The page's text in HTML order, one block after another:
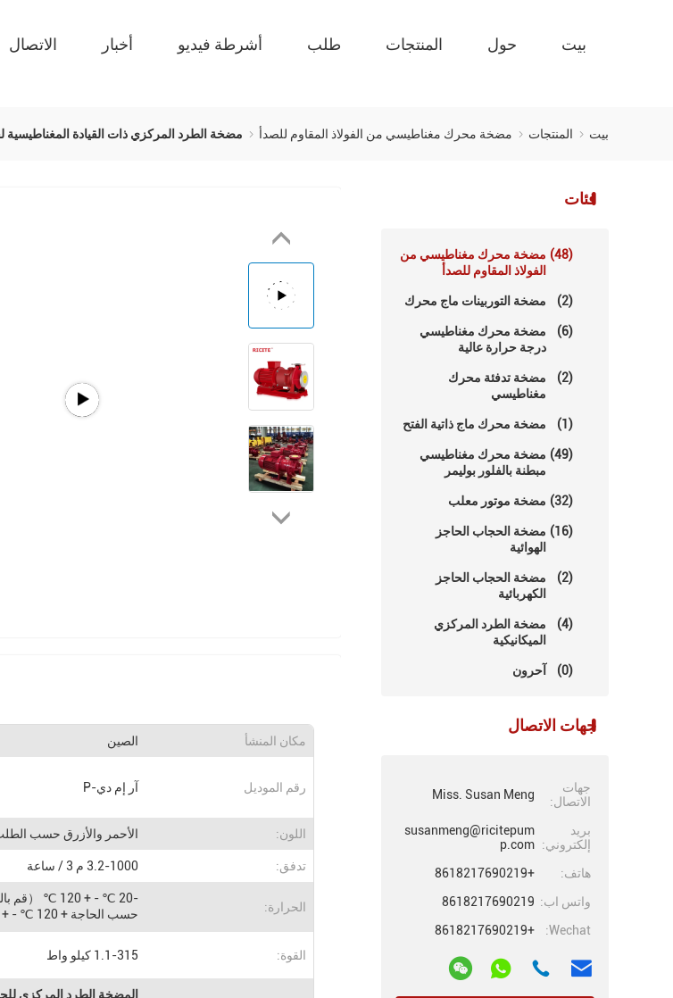
بيت حول المنتجات طلب أشرطة فيديو أخبار الاتصال
بيت المنتجات مضخة محرك مغناطيسي من الفولاذ المقاوم للصدأ مضخة الطرد المركزي ذات القيادة
فئات
مضخة محرك مغناطيسي من
الفولاذ المقاوم للصدأ
(48)
مضخة التوربينات ماج محرك (2)
مضخة محرك مغناطيسي
درجة حرارة عالية
(6)
مضخة تدفئة محرك
مغناطيسي
(2)
مضخة محرك ماج ذاتية الفتح (1)
مضخة محرك مغناطيسي
مبطنة بالفلور بوليمر
(49)
مضخة موتور معلب (32)
مضخة الحجاب الحاجز
الهوائية
(16)
مضخة الحجاب الحاجز
الكهربائية
(2)
مضخة الطرد المركزي
الميكانيكية
(4)
آحرون (0)
جهات الاتصال
جهات
الاتصال:
Miss. Susan Meng
بريد
إلكتروني:
susanmeng@ricitepum
p.com
هاتف:
+8618217690219
واتس اب: 8618217690219
Wechat:
+8618217690219
مكان المنشأ الصين
رقم الموديل آر إم دي-P
اللون: الأحمر والأزرق حسب
تدفق: 3.2-1000 م 3 / ساعة
الحرارة:
-20 ℃ - + 120 ℃
حسب الحاجة + 120 ℃ - + 350 ℃）
القوة: 1.1-315 كيلو واط
المضخة الطرد المركزي